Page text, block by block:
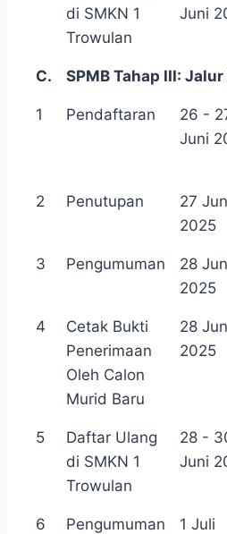
di SMKN 1
Trowulan
Juni
C. SPMB Tahap III:
1 Pendaftaran
26 -
Juni
2 Penutupan
27
2025
3 Pengumuman
28
2025
4
Cetak Bukti
Penerimaan
Oleh Calon
Murid Baru
28
2025
5
Daftar Ulang
di SMKN 1
Trowulan
28 -
Juni
6
Pengumuman
1 Juli